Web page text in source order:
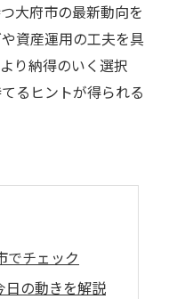
大府市の最新動向を
資産運用の工夫を具
り納得のいく選択
るヒントが得られる
でチェック
日の動きを解説